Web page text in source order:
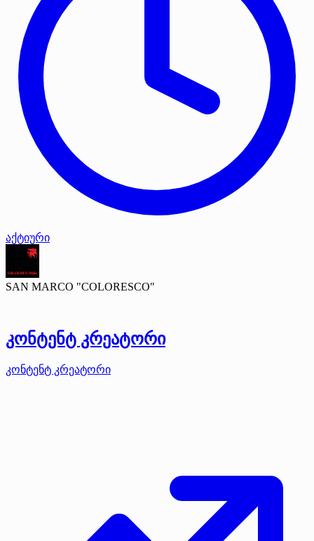
აქტიური
SAN MARCO "COLORESCO"
კონტენტ კრეატორი
კონტენტ კრეატორი